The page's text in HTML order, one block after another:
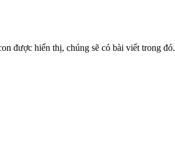
được hiển thị, chúng sẽ có bài viết trong đó.